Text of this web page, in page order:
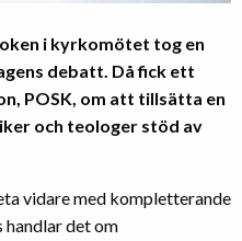
i kyrkomötet tog en
debatt. Då fick ett
POSK, om att tillsätta en
och teologer stöd av
vidare med kompletterande
det om